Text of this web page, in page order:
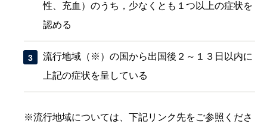
性、充血）のうち，少なくとも１つ以上の症状を
認める
流行地域（※）の国から出国後２～１３日以内に
上記の症状を呈している
※流行地域については、下記リンク先をご参照くださ